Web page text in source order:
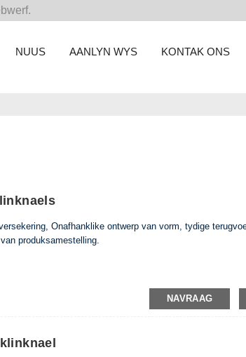
NUUS AANLYN WYS KONTAK ONS
Onafhanklike ontwerp van vorm, tydige
produksamestelling.
NAVRAAG